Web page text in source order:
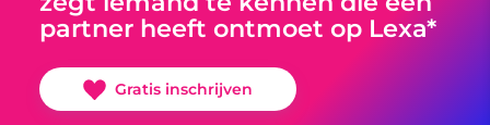
partner heeft ontmoet op Lexa*
Gratis inschrijven